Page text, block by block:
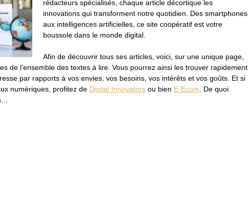
rédacteurs spécialisés, chaque article décortique les
innovations qui transforment notre quotidien. Des smartphones
aux intelligences artificielles, ce site coopératif est votre
boussole dans le monde digital.
Afin de découvrir tous ses articles, voici, sur une unique page,
de l’ensemble des textes à lire. Vous pourrez ainsi les trouver rapidement
par rapports à vos envies, vos besoins, vos intérêts et vos goûts. Et si
numériques, profitez de Digital Innovators ou bien E-Ecom . De quoi